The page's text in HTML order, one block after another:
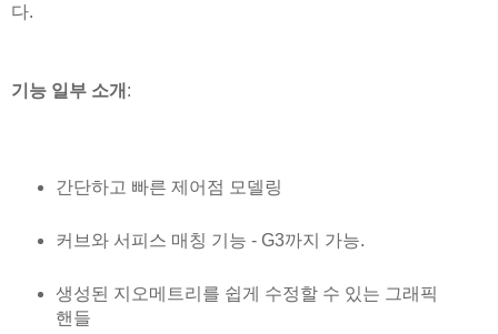
다.
기능 일부 소개 :
간단하고 빠른 제어점 모델링
커브와 서피스 매칭 기능 - G3까지 가능.
생성된 지오메트리를 쉽게 수정할 수 있는 그래픽
핸들